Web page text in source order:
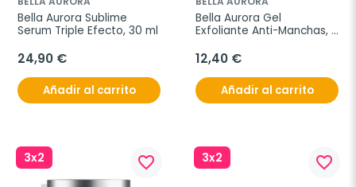
Bella Aurora Sublime
Serum Triple Efecto, 30 ml
24,90 €
Añadir al carrito
Bella Aurora Gel
Exfoliante Anti-Manchas,
12,40 €
Añadir al carrito
3x2 favorite_border 3x2 favorite_border